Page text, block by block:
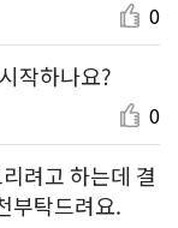
0
작하나요?
0
려고 하는데 결
부탁드려요.